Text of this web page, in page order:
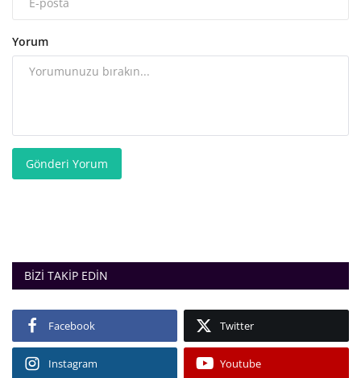
Yorum
Gönderi Yorum
BIZI TAKIP EDIN
Facebook Twitter
Instagram Youtube